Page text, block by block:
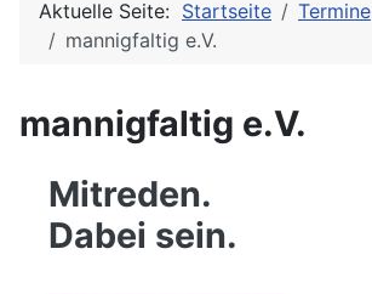
Aktuelle Seite: Startseite
Termine
mannigfaltig e.V.
mannigfaltig e.V.
Mitreden.
Dabei sein.